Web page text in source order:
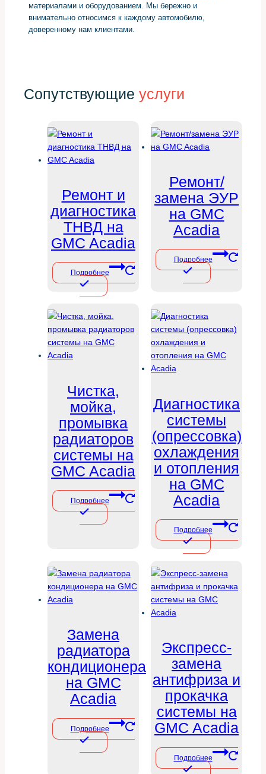
материалами и оборудованием. Мы бережно и
внимательно относимся к каждому автомобилю,
доверенному нам клиентами.
Сопутствующие услуги
Ремонт и
диагностика
ТНВД на
GMC Acadia
Подробнее
Ремонт/
замена ЭУР
на GMC
Acadia
Подробнее
Чистка,
мойка,
промывка
радиаторов
системы на
GMC Acadia
Подробнее
Диагностика
системы
(опрессовка)
охлаждения
и отопления
на GMC
Acadia
Подробнее
Замена
радиатора
кондиционера
на GMC
Acadia
Подробнее
Экспресс-
замена
антифриза и
прокачка
системы на
GMC Acadia
Подробнее